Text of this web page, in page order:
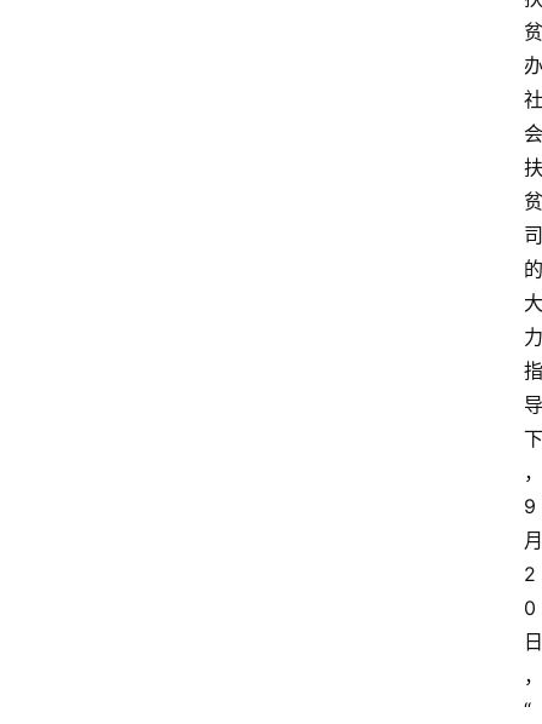
贫
办
社
会
扶
贫
司
的
大
力
指
导
下
，
9
月
2
0
日
，
“